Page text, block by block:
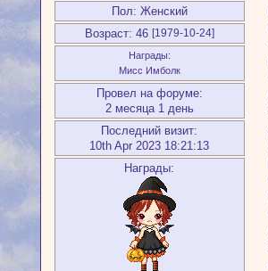
Пол: Женский
Возраст: 46 [1979-10-24]
Награды:
Мисс Имболк
Провел на форуме:
2 месяца 1 день
Последний визит:
10th Apr 2023 18:21:13
Награды: